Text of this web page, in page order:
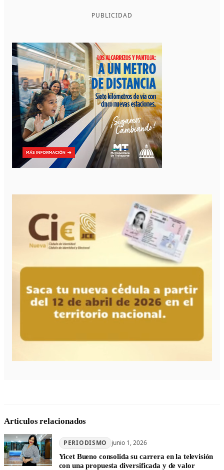
PUBLICIDAD
Articulos relacionados
PERIODISMO junio 1, 2026
Yicet Bueno consolida su carrera en la televisión
con una propuesta diversificada y de valor